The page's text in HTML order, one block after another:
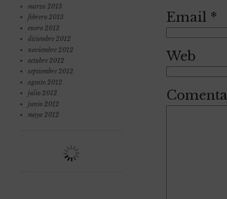
marzo 2013
febrero 2013
enero 2013
diciembre 2012
noviembre 2012
octubre 2012
septiembre 2012
agosto 2012
julio 2012
junio 2012
mayo 2012
Email *
Web